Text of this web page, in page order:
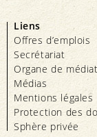
Liens
Offres d’emplois
Secrétariat
Organe de
Médias
Mentions légales
Protection des
Sphère privée